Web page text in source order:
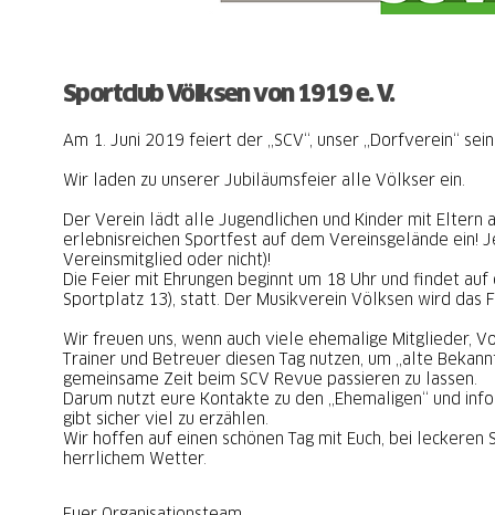
Sportclub Völksen von 1919 e. V.
Am 1. Juni 2019 feiert der „SCV“, unser „Dorfverein“
Wir laden zu unserer Jubiläumsfeier alle Völkser ein.
Der Verein lädt alle Jugendlichen und Kinder mit Eltern
erlebnisreichen Sportfest auf dem Vereinsgelände ein!
Vereinsmitglied oder nicht)!
Die Feier mit Ehrungen beginnt um 18 Uhr und findet
Sportplatz 13), statt. Der Musikverein Völksen wird das
Wir freuen uns, wenn auch viele ehemalige Mitglieder,
Trainer und Betreuer diesen Tag nutzen, um „alte
gemeinsame Zeit beim SCV Revue passieren zu lassen.
Darum nutzt eure Kontakte zu den „Ehemaligen“ und
gibt sicher viel zu erzählen.
Wir hoffen auf einen schönen Tag mit Euch, bei leckeren
herrlichem Wetter.